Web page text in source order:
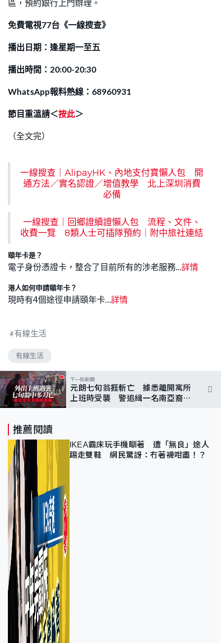
區，預約銀行上門辦理。
免費電視77台《一線搜查》
播出日期：逢星期一至五
播出時間：20:00-20:30
WhatsApp報料熱線：68960931
節目重溫請＜按此＞
（全文完）
一線搜查｜AlipayHK、內地支付寶懶人包 開
通方法／實名認證／增值教學 北上深圳消費
必備
一線搜查｜回鄉證續證懶人包‎ 流程、文件、
收費一覽 8類人士可插隊預約｜附中旅社連結
頤年卡是？
電子身份憑證卡，整合了目前所有的涉老服務…詳情
港人如何申請頤年卡？
現時有4個途徑申請頤年卡…詳情
有線生活
有線生活
下一則新聞
元朗七旬翁捱斬亡 據悉離開寓所
上班時受襲 警追緝一名南亞裔男
推薦閱讀
IKEA霸床玩手機瞓著 遭「無良」途人
踢走雙鞋 網民驚訝：冇著襪咁盡！？